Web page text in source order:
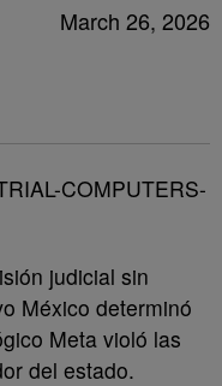
March 26, 2026
judicial sin
México determinó
Meta violó las
del estado.